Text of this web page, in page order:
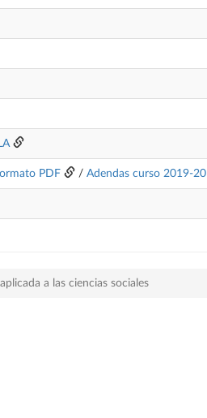
PDF / Adendas curso 2019-20
a las ciencias sociales